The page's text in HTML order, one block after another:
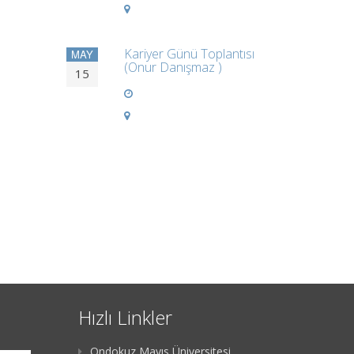
MAY
15
Kariyer Günü Toplantısı
(Onur Danışmaz )
Hızlı Linkler